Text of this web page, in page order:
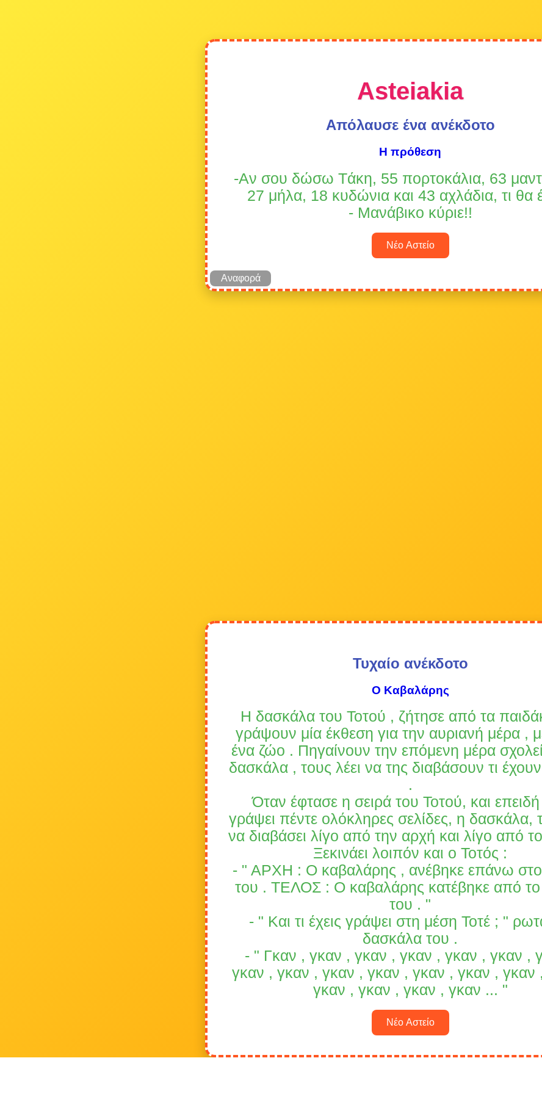
Asteiakia
Απόλαυσε ένα ανέκδοτο
Η πρόθεση
-Αν σου δώσω Tάκη, 55 πορτοκάλια, 63
27 μήλα, 18 κυδώνια και 43 αχλάδια, τι θα
- Mανάβικο κύριε!!
Νέο Αστείο
Αναφορά
Τυχαίο ανέκδοτο
Ο Καβαλάρης
Η δασκάλα του Τοτού , ζήτησε από τα
γράψουν μία έκθεση για την αυριανή μέρα ,
ένα ζώο . Πηγαίνουν την επόμενη μέρα
δασκάλα , τους λέει να της διαβάσουν τι
.
Όταν έφτασε η σειρά του Τοτού, και επειδή
γράψει πέντε ολόκληρες σελίδες, η δασκάλα,
να διαβάσει λίγο από την αρχή και λίγο από
Ξεκινάει λοιπόν και ο Τοτός :
- " ΑΡΧΗ : Ο καβαλάρης , ανέβηκε επάνω
του . TΕΛΟΣ : Ο καβαλάρης κατέβηκε από
του . "
- " Kαι τι έχεις γράψει στη μέση Τοτέ ; "
δασκάλα του .
- " Γκαν , γκαν , γκαν , γκαν , γκαν , γκαν ,
γκαν , γκαν , γκαν , γκαν , γκαν , γκαν , γκαν
γκαν , γκαν , γκαν , γκαν ... "
Νέο Αστείο